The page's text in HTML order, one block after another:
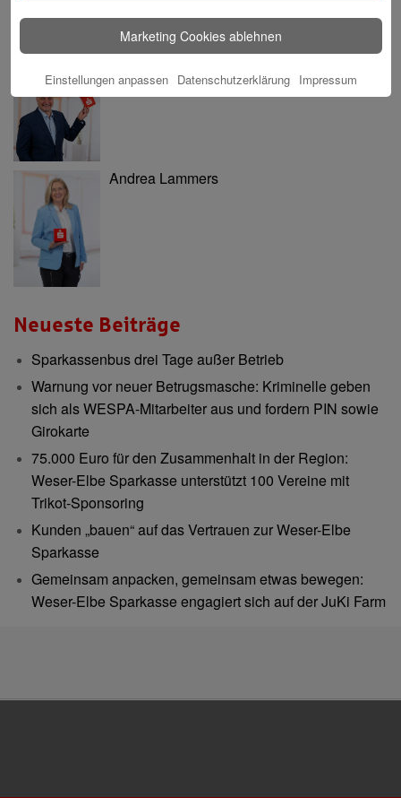
Nils Katarius
Andrea Lammers
Neueste Beiträge
Sparkassenbus drei Tage außer Betrieb
Warnung vor neuer Betrugsmasche: Kriminelle geben
sich als WESPA-Mitarbeiter aus und fordern PIN sowie
Girokarte
75.000 Euro für den Zusammenhalt in der Region:
Weser-Elbe Sparkasse unterstützt 100 Vereine mit
Trikot-Sponsoring
Kunden „bauen“ auf das Vertrauen zur Weser-Elbe
Sparkasse
Gemeinsam anpacken, gemeinsam etwas bewegen:
Weser-Elbe Sparkasse engagiert sich auf der JuKi Farm
Marketing Cookies ablehnen
Einstellungen anpassen Datenschutzerklärung Impressum